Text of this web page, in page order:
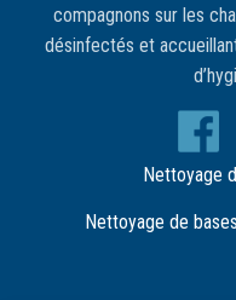
compagnons sur les
désinfectés et
Nettoyage
Nettoyage de